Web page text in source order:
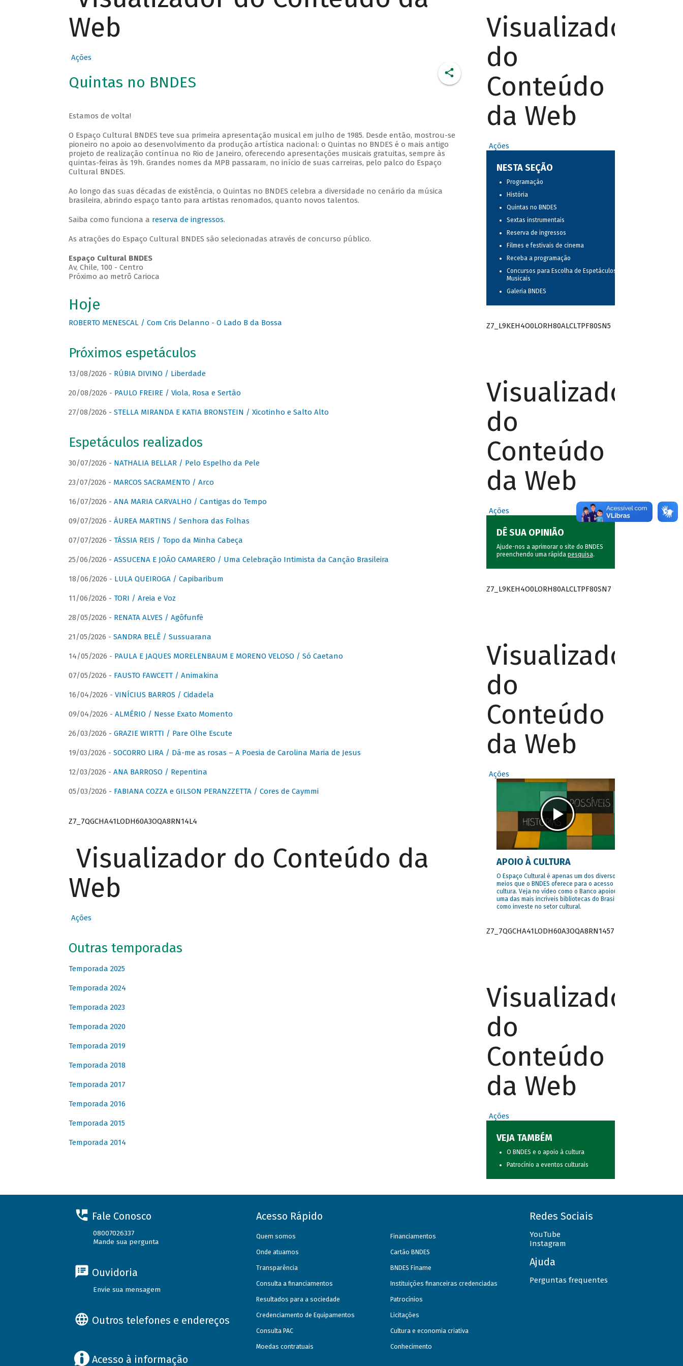
Web
Ações
Quintas no BNDES
Estamos de volta!
O Espaço Cultural BNDES teve sua primeira apresentação musical em julho de 1985. Desde então, mostrou-se
pioneiro no apoio ao desenvolvimento da produção artística nacional: o Quintas no BNDES é o mais antigo
projeto de realização contínua no Rio de Janeiro, oferecendo apresentações musicais gratuitas, sempre às
quintas-feiras às 19h. Grandes nomes da MPB passaram, no início de suas carreiras, pelo palco do Espaço
Cultural BNDES.
Ao longo das suas décadas de existência, o Quintas no BNDES celebra a diversidade no cenário da música
brasileira, abrindo espaço tanto para artistas renomados, quanto novos talentos.
Saiba como funciona a reserva de ingressos.
As atrações do Espaço Cultural BNDES são selecionadas através de concurso público.
Espaço Cultural BNDES
Av, Chile, 100 - Centro
Próximo ao metrô Carioca
Hoje
ROBERTO MENESCAL / Com Cris Delanno - O Lado B da Bossa
Próximos espetáculos
13/08/2026 - RÚBIA DIVINO / Liberdade
20/08/2026 - PAULO FREIRE / Viola, Rosa e Sertão
27/08/2026 - STELLA MIRANDA E KATIA BRONSTEIN / Xicotinho e Salto Alto
Espetáculos realizados
30/07/2026 - NATHALIA BELLAR / Pelo Espelho da Pele
23/07/2026 - MARCOS SACRAMENTO / Arco
16/07/2026 - ANA MARIA CARVALHO / Cantigas do Tempo
09/07/2026 - ÁUREA MARTINS / Senhora das Folhas
07/07/2026 - TÁSSIA REIS / Topo da Minha Cabeça
25/06/2026 - ASSUCENA E JOÃO CAMARERO / Uma Celebração Intimista da Canção Brasileira
18/06/2026 - LULA QUEIROGA / Capibaribum
11/06/2026 - TORI / Areia e Voz
28/05/2026 - RENATA ALVES / Agôfunfè
21/05/2026 - SANDRA BELÊ / Sussuarana
14/05/2026 - PAULA E JAQUES MORELENBAUM E MORENO VELOSO / Só Caetano
07/05/2026 - FAUSTO FAWCETT / Animakina
16/04/2026 - VINÍCIUS BARROS / Cidadela
09/04/2026 - ALMÉRIO / Nesse Exato Momento
26/03/2026 - GRAZIE WIRTTI / Pare Olhe Escute
19/03/2026 - SOCORRO LIRA / Dá-me as rosas – A Poesia de Carolina Maria de Jesus
12/03/2026 - ANA BARROSO / Repentina
05/03/2026 - FABIANA COZZA e GILSON PERANZZETTA / Cores de Caymmi
Z7_7QGCHA41LODH60A3OQA8RN14L4
Visualizador do Conteúdo da
Web
Ações
Outras temporadas
Temporada 2025
Temporada 2024
Temporada 2023
Temporada 2020
Temporada 2019
Temporada 2018
Temporada 2017
Temporada 2016
Temporada 2015
Temporada 2014
Visualizador
do
Conteúdo
da Web
Ações
NESTA SEÇÃO
Programação
História
Quintas no BNDES
Sextas instrumentais
Reserva de ingressos
Filmes e festivais de cinema
Receba a programação
Concursos para Escolha de Espetáculos
Musicais
Galeria BNDES
Z7_L9KEH4O0LORH80ALCLTPF80SN5
Visualizador
do
Conteúdo
da Web
Ações
DÊ SUA OPINIÃO
Ajude-nos a aprimorar o site do BNDES
preenchendo uma rápida pesquisa.
Z7_L9KEH4O0LORH80ALCLTPF80SN7
Visualizador
do
Conteúdo
da Web
Ações
APOIO À CULTURA
O Espaço Cultural é apenas um dos diversos
meios que o BNDES oferece para o acesso à
cultura. Veja no vídeo como o Banco apoiou
uma das mais incríveis bibliotecas do Brasil e
como investe no setor cultural.
Z7_7QGCHA41LODH60A3OQA8RN1457
Visualizador
do
Conteúdo
da Web
Ações
VEJA TAMBÉM
O BNDES e o apoio à cultura
Patrocínio a eventos culturais
Fale Conosco
08007026337
Mande sua pergunta
Ouvidoria
Envie sua mensagem
Outros telefones e endereços
Acesso à informação
Acesso Rápido
Quem somos
Onde atuamos
Transparência
Consulta a financiamentos
Resultados para a sociedade
Credenciamento de Equipamentos
Consulta PAC
Moedas contratuais
Financiamentos
Cartão BNDES
BNDES Finame
Instituições financeiras credenciadas
Patrocínios
Licitações
Cultura e economia criativa
Conhecimento
Redes Sociais
YouTube
Instagram
Ajuda
Perguntas frequentes